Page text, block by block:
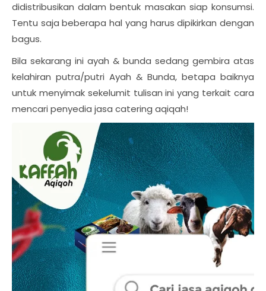
didistribusikan dalam bentuk masakan siap konsumsi.
Tentu saja beberapa hal yang harus dipikirkan dengan
bagus.
Bila sekarang ini ayah & bunda sedang gembira atas
kelahiran putra/putri Ayah & Bunda, betapa baiknya
untuk menyimak sekelumit tulisan ini yang terkait cara
mencari penyedia jasa catering aqiqah!